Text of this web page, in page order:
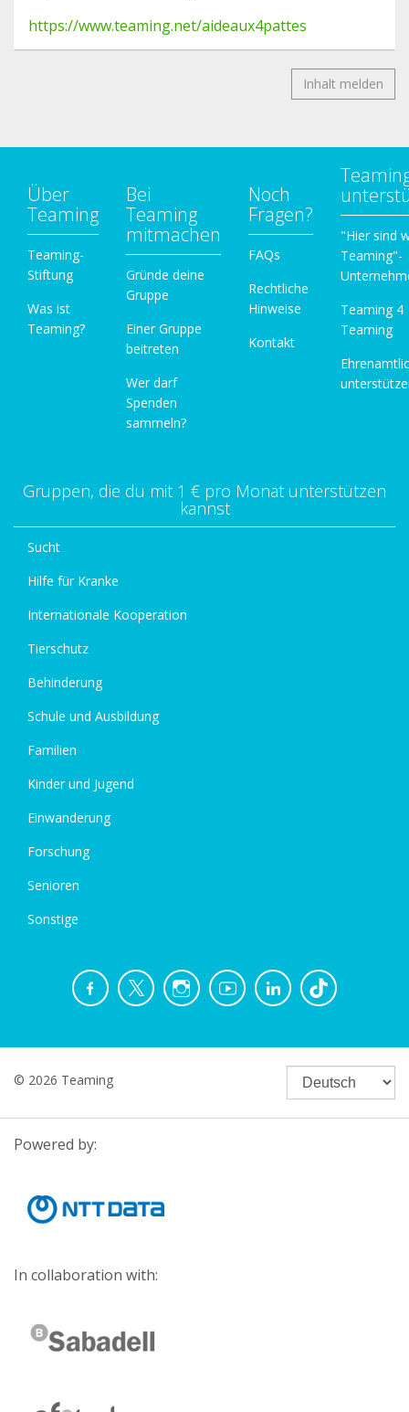
https://www.teaming.net/aideaux4pattes
Inhalt melden
Über
Teaming
Teaming-
Stiftung
Was ist
Teaming?
Bei
Teaming
mitmachen
Gründe deine
Gruppe
Einer Gruppe
beitreten
Wer darf
Spenden
sammeln?
Noch
Fragen?
FAQs
Rechtliche
Hinweise
Kontakt
"Hier sind
Teaming"-
Teaming 4
Teaming
Gruppen, die du mit 1 € pro Monat unterstützen
kannst
Sucht
Hilfe für Kranke
Internationale Kooperation
Tierschutz
Behinderung
Schule und Ausbildung
Familien
Kinder und Jugend
Einwanderung
Forschung
Senioren
Sonstige
© 2026 Teaming
Powered by:
In collaboration with: